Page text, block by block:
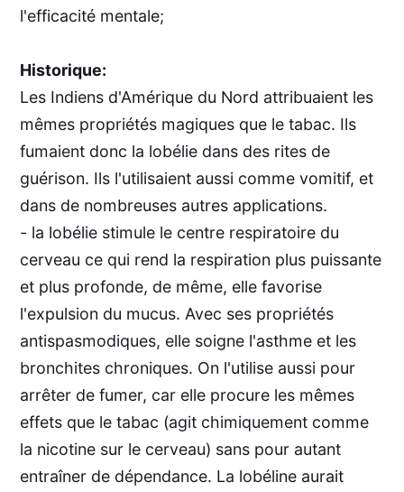
l'efficacité mentale;
Historique:
Les Indiens d'Amérique du Nord attribuaient les
mêmes propriétés magiques que le tabac. Ils
fumaient donc la lobélie dans des rites de
guérison. Ils l'utilisaient aussi comme vomitif, et
dans de nombreuses autres applications.
- la lobélie stimule le centre respiratoire du
cerveau ce qui rend la respiration plus puissante
et plus profonde, de même, elle favorise
l'expulsion du mucus. Avec ses propriétés
antispasmodiques, elle soigne l'asthme et les
bronchites chroniques. On l'utilise aussi pour
arrêter de fumer, car elle procure les mêmes
effets que le tabac (agit chimiquement comme
la nicotine sur le cerveau) sans pour autant
entraîner de dépendance. La lobéline aurait